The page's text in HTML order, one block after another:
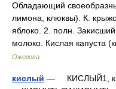
Обладающий
лимона, клюквы). К.
яблоко. 2. полн.
молоко. Кислая
Ожегова
кислый — КИСЛЫЙ1,